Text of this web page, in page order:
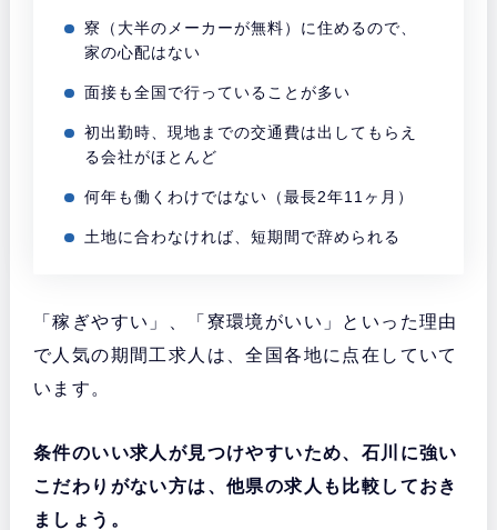
寮（大半のメーカーが無料）に住めるので、
家の心配はない
面接も全国で行っていることが多い
初出勤時、現地までの交通費は出してもらえ
る会社がほとんど
何年も働くわけではない（最長2年11ヶ月）
土地に合わなければ、短期間で辞められる
「稼ぎやすい」、「寮環境がいい」といった理由
で人気の期間工求人は、全国各地に点在していて
います。
条件のいい求人が見つけやすいため、石川に強い
こだわりがない方は、他県の求人も比較しておき
ましょう。